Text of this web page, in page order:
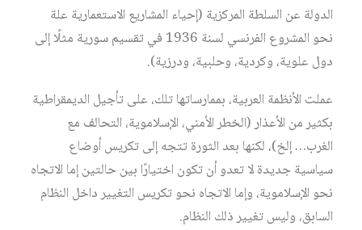
الدولة عن السلطة المركزية (إحياء المشاريع الاستعمارية علة
نحو المشروع الفرنسي لسنة 1936 في تقسيم سورية مثلًا إلى
دول علوية، وكردية، وحلبية، ودرزية).
عملت الأنظمة العربية، بممارساتها تلك، على تأجيل الديمقراطية
بكثير من الأعذار (الخطر الأمني، الإسلاموية، التحالف مع
الغرب… إلخ)، لكنها بعد الثورة تتجه إلى تكريس أوضاع
سياسية جديدة لا تعدو أن تكون اختيارًا بين حالتين إما الاتجاه
نحو الإسلاموية، وإما الاتجاه نحو تكريس التغيير داخل النظام
السابق، وليس تغيير ذلك النظام.